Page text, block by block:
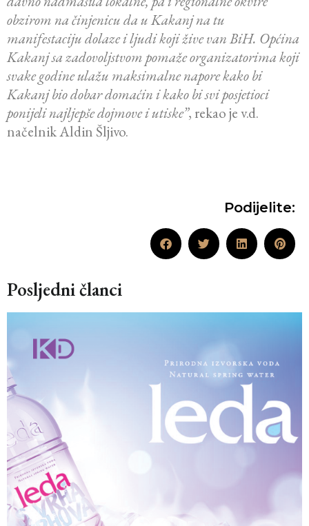
obzirom na činjenicu da u Kakanj na tu
manifestaciju dolaze i ljudi koji žive van BiH. Općina
Kakanj sa zadovoljstvom pomaže organizatorima koji
svake godine ulažu maksimalne napore kako bi
Kakanj bio dobar domaćin i kako bi svi posjetioci
ponijeli najljepše dojmove i utiske”, rekao je v.d.
načelnik Aldin Šljivo.
Podijelite:
Posljedni članci